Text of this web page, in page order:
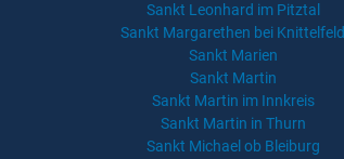
Sankt Leonhard im Pitztal
Sankt Margarethen bei Knittelfeld
Sankt Marien
Sankt Martin
Sankt Martin im Innkreis
Sankt Martin in Thurn
Sankt Michael ob Bleiburg